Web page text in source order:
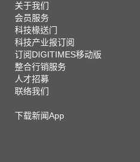
关于我们
会员服务
科技椽送门
科技产业报订阅
订阅DIGITIMES移动版
整合行销服务
人才招募
联络我们
下载新闻App